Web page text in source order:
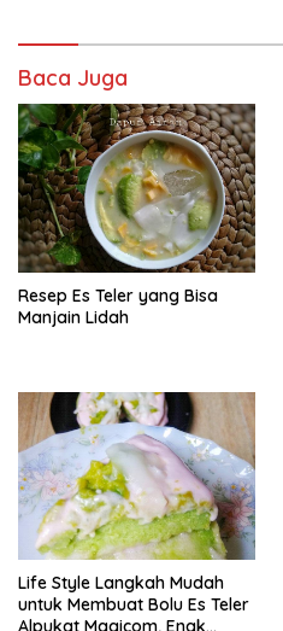
Baca Juga
Resep Es Teler yang Bisa
Manjain Lidah
Life Style Langkah Mudah
untuk Membuat Bolu Es Teler
Alpukat Magicom, Enak